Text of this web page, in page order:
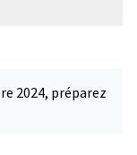
2024, préparez